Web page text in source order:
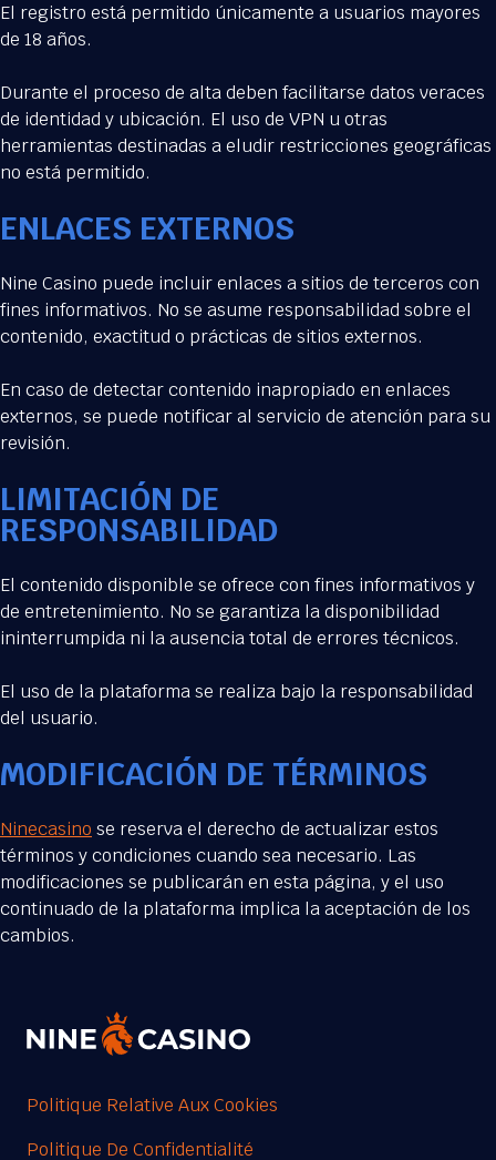
El registro está permitido únicamente a usuarios mayores
de 18 años.
Durante el proceso de alta deben facilitarse datos veraces
de identidad y ubicación. El uso de VPN u otras
herramientas destinadas a eludir restricciones geográficas
no está permitido.
ENLACES EXTERNOS
Nine Casino puede incluir enlaces a sitios de terceros con
fines informativos. No se asume responsabilidad sobre el
contenido, exactitud o prácticas de sitios externos.
En caso de detectar contenido inapropiado en enlaces
externos, se puede notificar al servicio de atención para su
revisión.
LIMITACIÓN DE
RESPONSABILIDAD
El contenido disponible se ofrece con fines informativos y
de entretenimiento. No se garantiza la disponibilidad
ininterrumpida ni la ausencia total de errores técnicos.
El uso de la plataforma se realiza bajo la responsabilidad
del usuario.
MODIFICACIÓN DE TÉRMINOS
Ninecasino se reserva el derecho de actualizar estos
términos y condiciones cuando sea necesario. Las
modificaciones se publicarán en esta página, y el uso
continuado de la plataforma implica la aceptación de los
cambios.
Politique Relative Aux Cookies
Politique De Confidentialité